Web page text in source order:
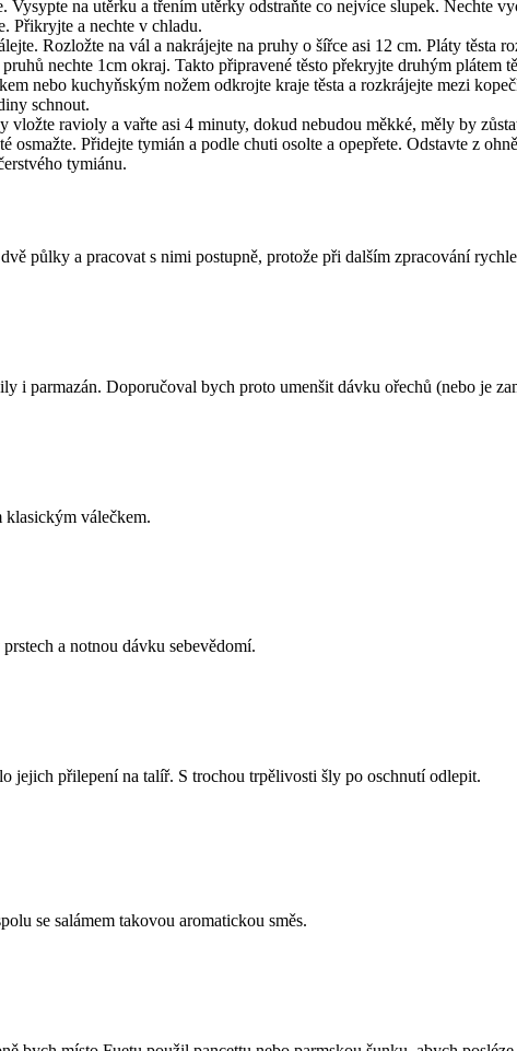
na utěrku a třením utěrky odstraňte co nejvíce slupek. Nechte
Přikryjte a nechte v chladu.
Rozložte na vál a nakrájejte na pruhy o šířce asi 12 cm. Pláty těsta
nechte 1cm okraj. Takto připravené těsto překryjte druhým plátem
nebo kuchyňským nožem odkrojte kraje těsta a rozkrájejte mezi
schnout.
ravioly a vařte asi 4 minuty, dokud nebudou měkké, měly by
Přidejte tymián a podle chuti osolte a opepřete. Odstavte z
tymiánu.
půlky a pracovat s nimi postupně, protože při dalším zpracování
parmazán. Doporučoval bych proto umenšit dávku ořechů (nebo je
klasickým válečkem.
a notnou dávku sebevědomí.
jejich přilepení na talíř. S trochou trpělivosti šly po oschnutí odlepit.
se salámem takovou aromatickou směs.